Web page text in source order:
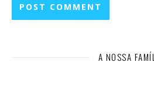
A NOSSA